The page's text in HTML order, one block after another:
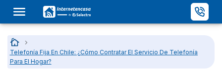
Inicio
…
Telefonía Fija En Chile: ¿Cómo Contratar El Servicio De Telefonía
Para El Hogar?